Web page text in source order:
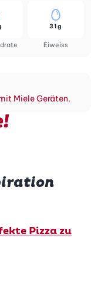
Eiweiss
31 g
Miele Geräten.
Pizza zu